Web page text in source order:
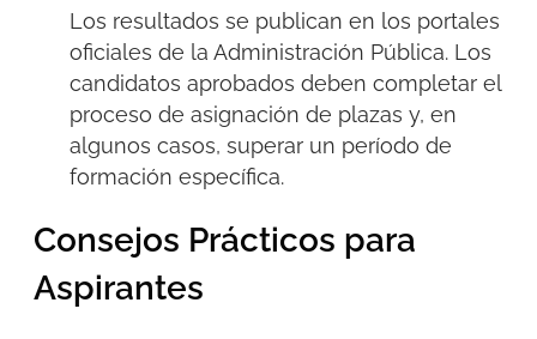
Los resultados se publican en los portales
oficiales de la Administración Pública. Los
candidatos aprobados deben completar el
proceso de asignación de plazas y, en
algunos casos, superar un período de
formación específica.
Consejos Prácticos para
Aspirantes